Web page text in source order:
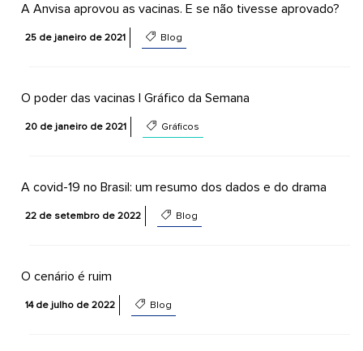
A Anvisa aprovou as vacinas. E se não tivesse aprovado?
25 de janeiro de 2021 Blog
O poder das vacinas | Gráfico da Semana
20 de janeiro de 2021 Gráficos
A covid-19 no Brasil: um resumo dos dados e do drama
22 de setembro de 2022 Blog
O cenário é ruim
14 de julho de 2022 Blog